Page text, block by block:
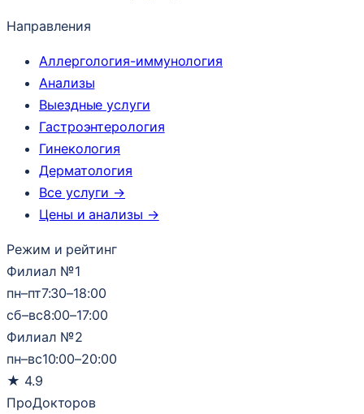
Направления
Аллергология-иммунология
Анализы
Выездные услуги
Гастроэнтерология
Гинекология
Дерматология
Все услуги →
Цены и анализы →
Режим и рейтинг
Филиал №1
пн–пт7:30–18:00
сб–вс8:00–17:00
Филиал №2
пн–вс10:00–20:00
★ 4.9
ПроДокторов